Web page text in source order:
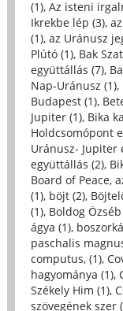
(1), Az isteni
Ikrekbe lép (3),
(1), az Uránusz
Plútó (1), Bak
együttállás (7),
Nap-Uránusz (1),
Budapest (1),
Jupiter (1), Bika
Holdcsomópont
Uránusz- Jupiter
együttállás (2),
Board of Peace,
(1), böjt (2),
(1), Boldog Özséb
ágya (1),
paschalis
computus, (1),
hagyománya (1),
Székely Him (1),
szövegének szer